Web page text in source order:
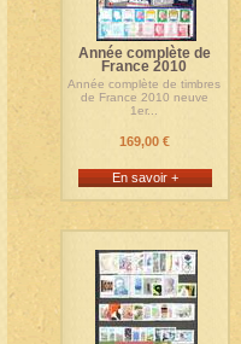
Année complète de
France 2010
Année complète de timbres
de France 2010 neuve
1er...
169,00 €
En savoir +